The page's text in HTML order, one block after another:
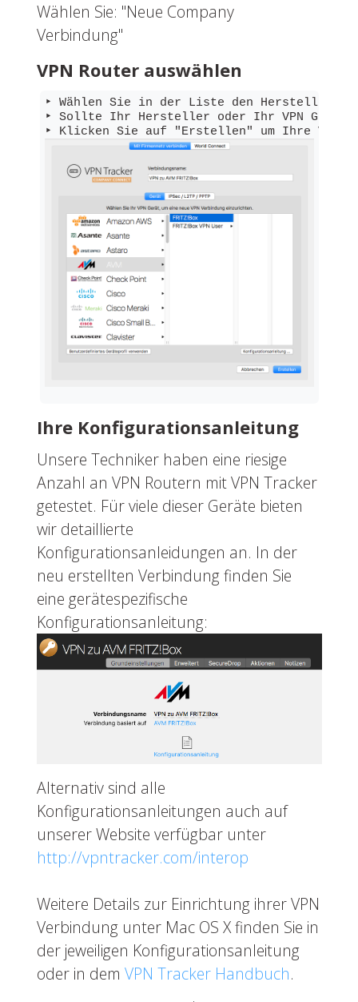
Wählen Sie: "Neue Company
Verbindung"
VPN Router auswählen
‣ Wählen Sie in der Liste den Hersteller
‣ Sollte Ihr Hersteller oder Ihr VPN Gerät
Ihre Konfigurationsanleitung
Unsere Techniker haben eine riesige
Anzahl an VPN Routern mit VPN Tracker
getestet. Für viele dieser Geräte bieten
wir detaillierte
Konfigurationsanleidungen an. In der
neu erstellten Verbindung finden Sie
eine gerätespezifische
Konfigurationsanleitung:
Alternativ sind alle
Konfigurationsanleitungen auch auf
unserer Website verfügbar unter
http://vpntracker.com/interop
Weitere Details zur Einrichtung ihrer VPN
Verbindung unter Mac OS X finden Sie in
der jeweiligen Konfigurationsanleitung
oder in dem VPN Tracker Handbuch.